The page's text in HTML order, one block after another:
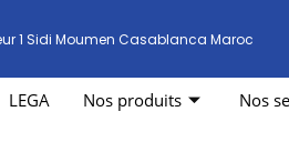
1 Sidi Moumen Casablanca Maroc
LEGA Nos produits Nos